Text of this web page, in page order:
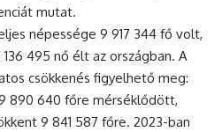
mutat.
népessége 9 917 344 fő volt,
495 nő élt az országban. A
csökkenés figyelhető meg:
890 640 főre mérséklődött,
9 841 587 főre. 2023-ban